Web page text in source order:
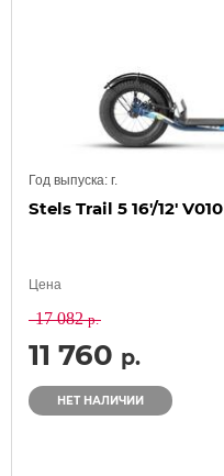
Год выпуска: г.
Stels Trail 5 16'/12' V010
Цена
17 082р.
11 760 р.
НЕТ НАЛИЧИИ